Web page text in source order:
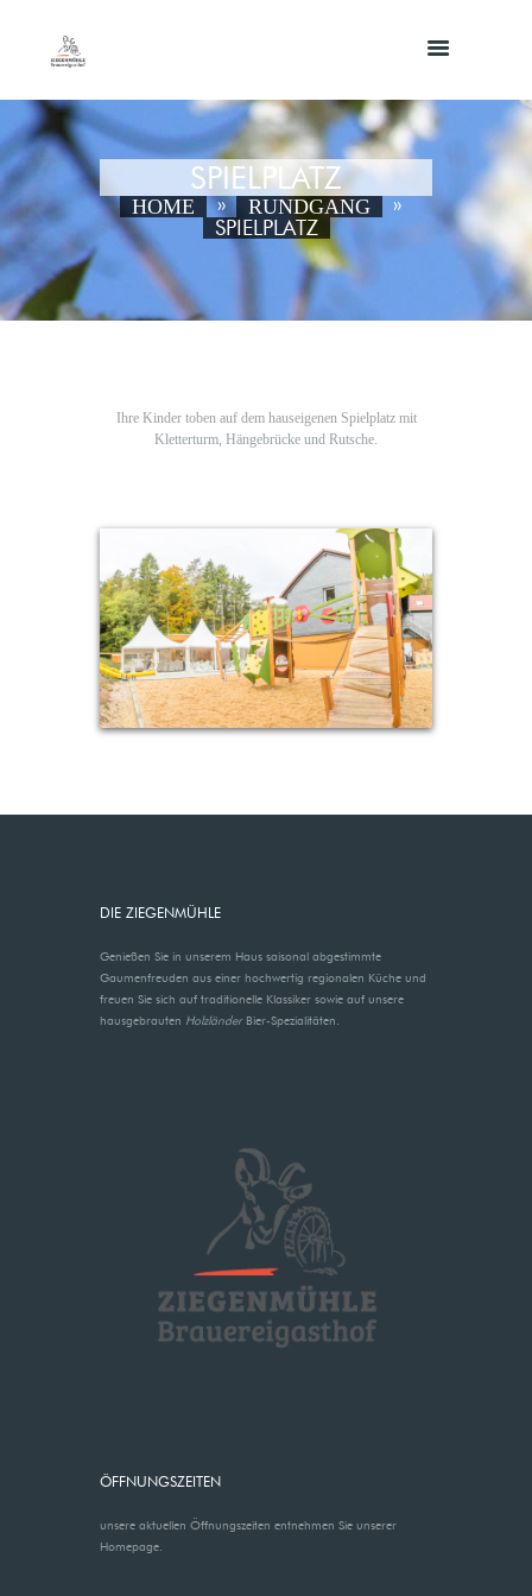
SPIELPLATZ
HOME RUNDGANG
SPIELPLATZ
Ihre Kinder toben auf dem hauseigenen Spielplatz mit
Kletterturm, Hängebrücke und Rutsche.
DIE ZIEGENMÜHLE
Genießen Sie in unserem Haus saisonal abgestimmte
Gaumenfreuden aus einer hochwertig regionalen Küche und
freuen Sie sich auf traditionelle Klassiker sowie auf unsere
hausgebrauten HolzländerBier-Spezialitäten.
ÖFFNUNGSZEITEN
unsere aktuellen Öffnungszeiten entnehmen Sie unserer
Homepage.